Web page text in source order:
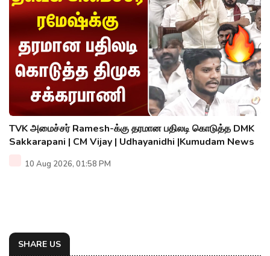
TVK அமைச்சர் Ramesh-க்கு தரமான பதிலடி கொடுத்த DMK
Sakkarapani | CM Vijay | Udhayanidhi |Kumudam News
10 Aug 2026, 01:58 PM
SHARE US